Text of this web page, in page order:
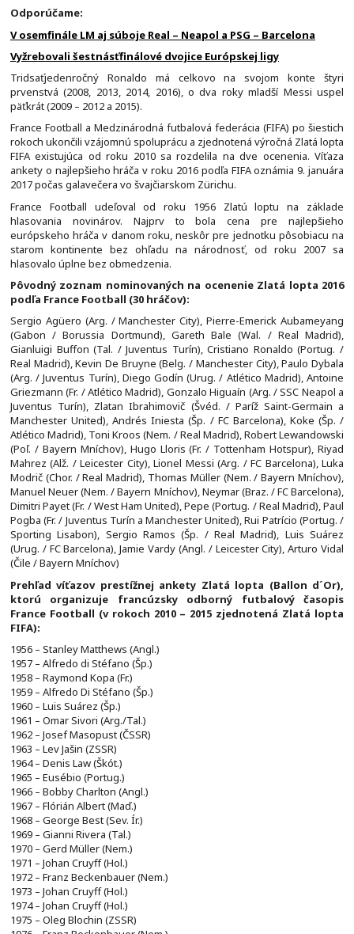
Odporúčame:
V osemfinále LM aj súboje Real – Neapol a PSG – Barcelona
Vyžrebovali šestnásťfinálové dvojice Európskej ligy
Tridsaťjedenročný Ronaldo má celkovo na svojom konte štyri
prvenstvá (2008, 2013, 2014, 2016), o dva roky mladší Messi uspel
päťkrát (2009 – 2012 a 2015).
France Football a Medzinárodná futbalová federácia (FIFA) po šiestich
rokoch ukončili vzájomnú spoluprácu a zjednotená výročná Zlatá lopta
FIFA existujúca od roku 2010 sa rozdelila na dve ocenenia. Víťaza
ankety o najlepšieho hráča v roku 2016 podľa FIFA oznámia 9. januára
2017 počas galavečera vo švajčiarskom Zürichu.
France Football udeľoval od roku 1956 Zlatú loptu na základe
hlasovania novinárov. Najprv to bola cena pre najlepšieho
európskeho hráča v danom roku, neskôr pre jednotku pôsobiacu na
starom kontinente bez ohľadu na národnosť, od roku 2007 sa
hlasovalo úplne bez obmedzenia.
Pôvodný zoznam nominovaných na ocenenie Zlatá lopta 2016
podľa France Football (30 hráčov):
Sergio Agüero (Arg. / Manchester City), Pierre-Emerick Aubameyang
(Gabon / Borussia Dortmund), Gareth Bale (Wal. / Real Madrid),
Gianluigi Buffon (Tal. / Juventus Turín), Cristiano Ronaldo (Portug. /
Real Madrid), Kevin De Bruyne (Belg. / Manchester City), Paulo Dybala
(Arg. / Juventus Turín), Diego Godín (Urug. / Atlético Madrid), Antoine
Griezmann (Fr. / Atlético Madrid), Gonzalo Higuaín (Arg. / SSC Neapol a
Juventus Turín), Zlatan Ibrahimovič (Švéd. / Paríž Saint-Germain a
Manchester United), Andrés Iniesta (Šp. / FC Barcelona), Koke (Šp. /
Atlético Madrid), Toni Kroos (Nem. / Real Madrid), Robert Lewandowski
(Poľ. / Bayern Mníchov), Hugo Lloris (Fr. / Tottenham Hotspur), Riyad
Mahrez (Alž. / Leicester City), Lionel Messi (Arg. / FC Barcelona), Luka
Modrič (Chor. / Real Madrid), Thomas Müller (Nem. / Bayern Mníchov),
Manuel Neuer (Nem. / Bayern Mníchov), Neymar (Braz. / FC Barcelona),
Dimitri Payet (Fr. / West Ham United), Pepe (Portug. / Real Madrid), Paul
Pogba (Fr. / Juventus Turín a Manchester United), Rui Patrício (Portug. /
Sporting Lisabon), Sergio Ramos (Šp. / Real Madrid), Luis Suárez
(Urug. / FC Barcelona), Jamie Vardy (Angl. / Leicester City), Arturo Vidal
(Čile / Bayern Mníchov)
Prehľad víťazov prestížnej ankety Zlatá lopta (Ballon d´Or),
ktorú organizuje francúzsky odborný futbalový časopis
France Football (v rokoch 2010 – 2015 zjednotená Zlatá lopta
FIFA):
1956 – Stanley Matthews (Angl.)
1957 – Alfredo di Stéfano (Šp.)
1958 – Raymond Kopa (Fr.)
1959 – Alfredo Di Stéfano (Šp.)
1960 – Luis Suárez (Šp.)
1961 – Omar Sivori (Arg./Tal.)
1962 – Josef Masopust (ČSSR)
1963 – Lev Jašin (ZSSR)
1964 – Denis Law (Škót.)
1965 – Eusébio (Portug.)
1966 – Bobby Charlton (Angl.)
1967 – Flórián Albert (Maď.)
1968 – George Best (Sev. Ír.)
1969 – Gianni Rivera (Tal.)
1970 – Gerd Müller (Nem.)
1971 – Johan Cruyff (Hol.)
1972 – Franz Beckenbauer (Nem.)
1973 – Johan Cruyff (Hol.)
1974 – Johan Cruyff (Hol.)
1975 – Oleg Blochin (ZSSR)